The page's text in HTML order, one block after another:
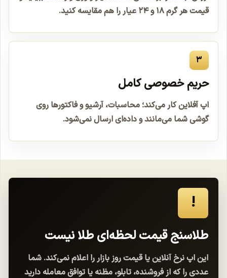
قیمت هر گرم ۱۸ و ۲۴ عیار را هم مقایسه کنید.
۳
حریم خصوصی کامل
اپ آفلاین کار می‌کند؛ محاسبات، آرشیو و فاکتورها روی
گوشی شما می‌مانند و داده‌ای ارسال نمی‌شود.
!
طلاسنج قیمت لحظه‌ای طلا نیست
این اپ نرخ آنلاین یا قیمت روز بازار را اعلام نمی‌کند. شما
عددی را که از فروشنده، تابلو، مظنه یا توافق معامله دارید